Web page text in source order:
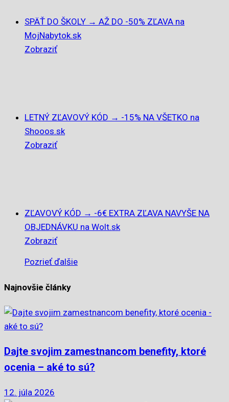
SPÄŤ DO ŠKOLY → AŽ DO -50% ZĽAVA na
MojNabytok.sk
Zobraziť
LETNÝ ZĽAVOVÝ KÓD → -15% NA VŠETKO na
Shooos.sk
Zobraziť
ZĽAVOVÝ KÓD → -6€ EXTRA ZĽAVA NAVYŠE NA
OBJEDNÁVKU na Wolt.sk
Zobraziť
Pozrieť ďalšie
Najnovšie články
Dajte svojim zamestnancom benefity, ktoré
ocenia – aké to sú?
12. júla 2026